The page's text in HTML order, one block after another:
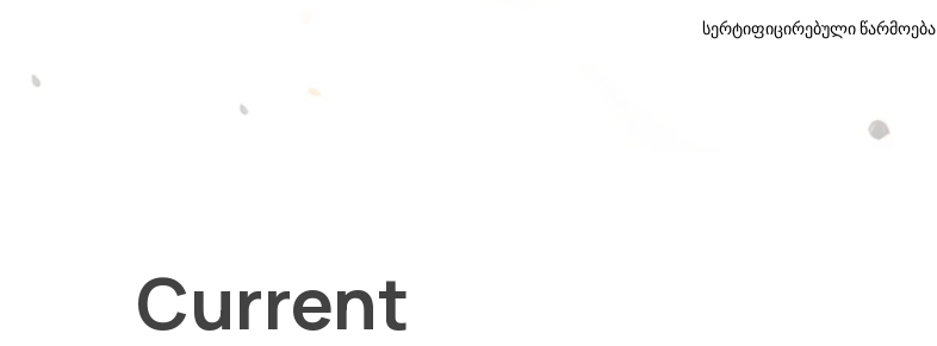
სერტიფიცირებული წარმოება
Current